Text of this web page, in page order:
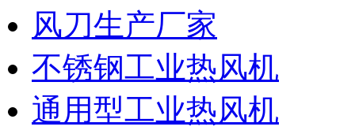
风刀生产厂家
不锈钢工业热风机
通用型工业热风机